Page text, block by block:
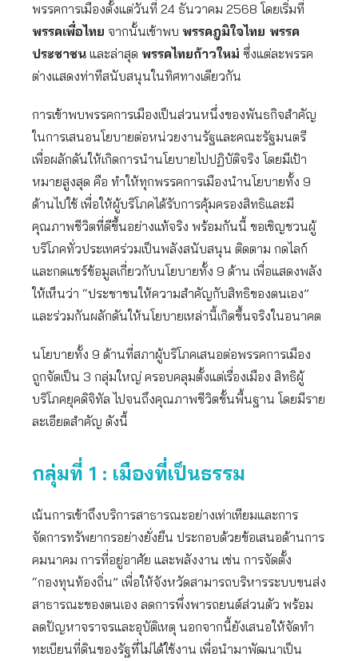
พรรคการเมืองตั้งแต่วันที่ 24 ธันวาคม 2568 โดยเริ่มที่
พรรคเพื่อไทย จากนั้นเข้าพบ พรรคภูมิใจไทย พรรค
ประชาชน และล่าสุด พรรคไทยก้าวใหม่ ซึ่งแต่ละพรรค
ต่างแสดงท่าทีสนับสนุนในทิศทางเดียวกัน
การเข้าพบพรรคการเมืองเป็นส่วนหนึ่งของพันธกิจสำคัญ
ในการเสนอนโยบายต่อหน่วยงานรัฐและคณะรัฐมนตรี
เพื่อผลักดันให้เกิดการนำนโยบายไปปฏิบัติจริง โดยมีเป้า
หมายสูงสุด คือ ทำให้ทุกพรรคการเมืองนำนโยบายทั้ง 9
ด้านไปใช้ เพื่อให้ผู้บริโภคได้รับการคุ้มครองสิทธิและมี
คุณภาพชีวิตที่ดีขึ้นอย่างแท้จริง พร้อมกันนี้ ขอเชิญชวนผู้
บริโภคทั่วประเทศร่วมเป็นพลังสนับสนุน ติดตาม กดไลก์
และกดแชร์ข้อมูลเกี่ยวกับนโยบายทั้ง 9 ด้าน เพื่อแสดงพลัง
ให้เห็นว่า “ประชาชนให้ความสำคัญกับสิทธิของตนเอง”
และร่วมกันผลักดันให้นโยบายเหล่านี้เกิดขึ้นจริงในอนาคต
นโยบายทั้ง 9 ด้านที่สภาผู้บริโภคเสนอต่อพรรคการเมือง
ถูกจัดเป็น 3 กลุ่มใหญ่ ครอบคลุมตั้งแต่เรื่องเมือง สิทธิผู้
บริโภคยุคดิจิทัล ไปจนถึงคุณภาพชีวิตขั้นพื้นฐาน โดยมีราย
ละเอียดสำคัญ ดังนี้
กลุ่มที่ 1 : เมืองที่เป็นธรรม
เน้นการเข้าถึงบริการสาธารณะอย่างเท่าเทียมและการ
จัดการทรัพยากรอย่างยั่งยืน ประกอบด้วยข้อเสนอด้านการ
คมนาคม การที่อยู่อาศัย และพลังงาน เช่น การจัดตั้ง
“กองทุนท้องถิ่น” เพื่อให้จังหวัดสามารถบริหารระบบขนส่ง
สาธารณะของตนเอง ลดการพึ่งพารถยนต์ส่วนตัว พร้อม
ลดปัญหาจราจรและอุบัติเหตุ นอกจากนี้ยังเสนอให้จัดทำ
ทะเบียนที่ดินของรัฐที่ไม่ได้ใช้งาน เพื่อนำมาพัฒนาเป็น